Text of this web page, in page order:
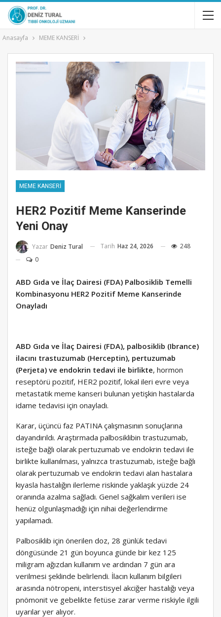
Anasayfa MEME KANSERİ
MEME KANSERİ
HER2 Pozitif Meme Kanserinde
Yeni Onay
Yazar Deniz Tural Tarih Haz 24, 2026
248
0
ABD Gıda ve İlaç Dairesi (FDA) Palbosiklib Temelli
Kombinasyonu HER2 Pozitif Meme Kanserinde
Onayladı
ABD Gıda ve İlaç Dairesi (FDA), palbosiklib (Ibrance)
ilacını trastuzumab (Herceptin), pertuzumab
(Perjeta) ve endokrin tedavi ile birlikte, hormon
reseptörü pozitif, HER2 pozitif, lokal ileri evre veya
metastatik meme kanseri bulunan yetişkin hastalarda
idame tedavisi için onayladı.
Karar, üçüncü faz PATINA çalışmasının sonuçlarına
dayandırıldı. Araştırmada palbosiklibin trastuzumab,
isteğe bağlı olarak pertuzumab ve endokrin tedavi ile
birlikte kullanılması, yalnızca trastuzumab, isteğe bağlı
olarak pertuzumab ve endokrin tedavi alan hastalara
kıyasla hastalığın ilerleme riskinde yaklaşık yüzde 24
oranında azalma sağladı. Genel sağkalım verileri ise
henüz olgunlaşmadığı için nihai değerlendirme
yapılamadı.
Palbosiklib için önerilen doz, 28 günlük tedavi
döngüsünde 21 gün boyunca günde bir kez 125
miligram ağızdan kullanım ve ardından 7 gün ara
verilmesi şeklinde belirlendi. İlacın kullanım bilgileri
arasında nötropeni, interstisyel akciğer hastalığı veya
pnömonit ve gebelikte fetüse zarar verme riskiyle ilgili
uyarılar yer alıyor.